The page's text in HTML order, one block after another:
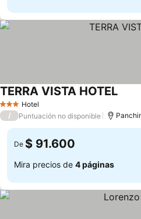
3 Estrellas
Hotel
TERRA VISTA HOTEL
/ Puntuación no disponible
De $ 91.600
Mira precios de 4 páginas